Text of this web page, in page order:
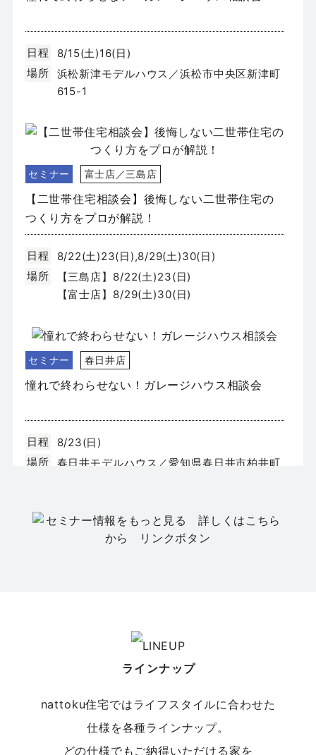
日程
8/15(土)16(日)
場所
浜松新津モデルハウス／浜松市中央区新津町
615-1
セミナー 富士店／三島店
【二世帯住宅相談会】後悔しない二世帯住宅の
つくり方をプロが解説！
日程
8/22(土)23(日),8/29(土)30(日)
場所
【三島店】8/22(土)23(日)
【富士店】8/29(土)30(日)
セミナー 春日井店
憧れで終わらせない！ガレージハウス相談会
日程
8/23(日)
場所
春日井モデルハウス／愛知県春日井市柏井町
春日井店／愛知県春日井市八田町7-1-13 エ
ラインナップ
nattoku住宅ではライフスタイルに合わせた
仕様を各種ラインナップ。
どの仕様でもご納得いただける家を